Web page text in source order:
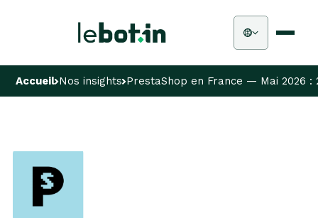
Accueil Nos insights PrestaShop en France — Mai 2026